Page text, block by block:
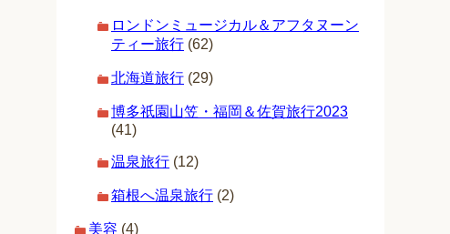
ロンドンミュージカル＆アフタヌーン
ティー旅行 (62)
北海道旅行 (29)
博多祇園山笠・福岡＆佐賀旅行2023
(41)
温泉旅行 (12)
箱根へ温泉旅行 (2)
美容 (4)